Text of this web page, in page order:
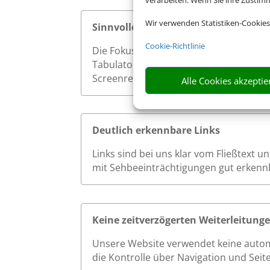
Wir verwenden Statistiken-
Cookie-Richtlinie
Alle Cookies
Sinnvolle Fokusreihenfolge bei
Die Fokusreihenfolge auf unserer
Tabulatortaste werden interaktive
Screenreader effizient und ohne
Deutlich erkennbare Links
Links sind bei uns klar vom Fließtext
mit Sehbeeinträchtigungen gut
Keine zeitverzögerten
Unsere Website verwendet keine
die Kontrolle über Navigation und